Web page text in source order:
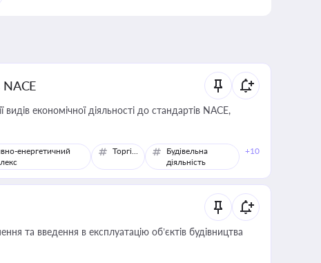
NACE
економічної діяльності до стандартів NACE,
енергетичний
Торгівля
Будівельна
діяльність
+10
та введення в експлуатацію об’єктів будівництва